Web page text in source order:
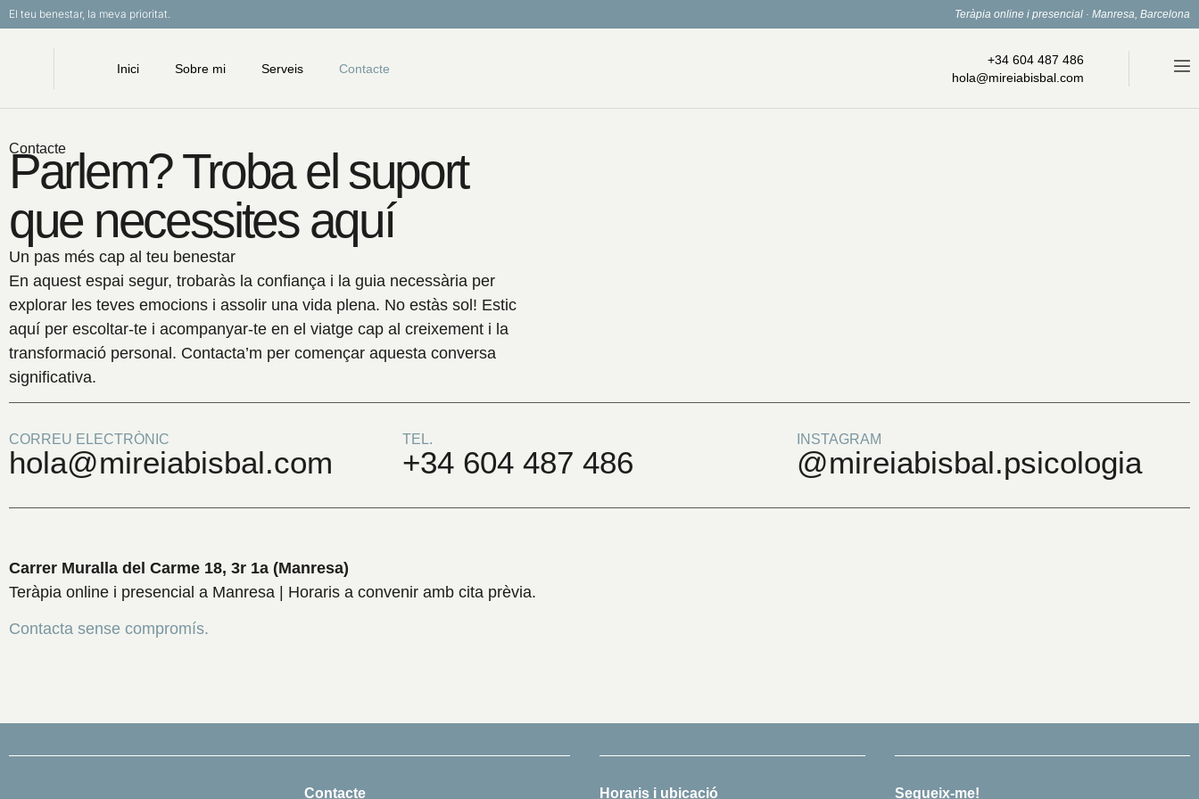
El teu benestar, la meva prioritat. Teràpia online i presencial · Manresa, Barcelona
Inici Sobre mi Serveis Contacte
+34 604 487 486
hola@mireiabisbal.com
Contacte
Parlem? Troba el suport
que necessites aquí
Un pas més cap al teu benestar
En aquest espai segur, trobaràs la confiança i la guia necessària per
explorar les teves emocions i assolir una vida plena. No estàs sol! Estic
aquí per escoltar-te i acompanyar-te en el viatge cap al creixement i la
transformació personal. Contacta’m per començar aquesta conversa
significativa.
CORREU ELECTRÒNIC
hola@mireiabisbal.com
TEL.
+34 604 487 486
INSTAGRAM
@mireiabisbal.psicologia
Carrer Muralla del Carme 18, 3r 1a (Manresa)
Teràpia online i presencial a Manresa | Horaris a convenir amb cita prèvia.
Contacta sense compromís.
Contacte Horaris i ubicació Segueix-me!